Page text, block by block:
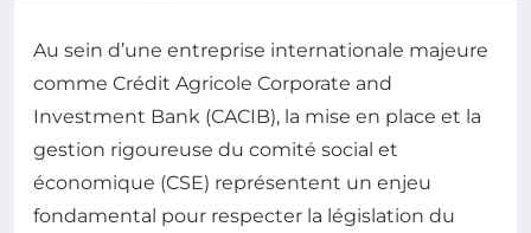
Au sein d’une entreprise internationale majeure
comme Crédit Agricole Corporate and
Investment Bank (CACIB), la mise en place et la
gestion rigoureuse du comité social et
économique (CSE) représentent un enjeu
fondamental pour respecter la législation du